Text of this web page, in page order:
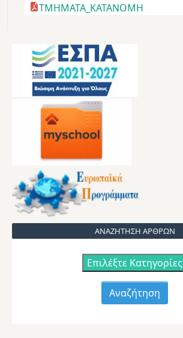
ΑΝΑΖΗΤΗΣΗ ΑΡΘΡΩΝ
Επιλέξτε Κατηγορίες
TMHMATA_KATANOMH